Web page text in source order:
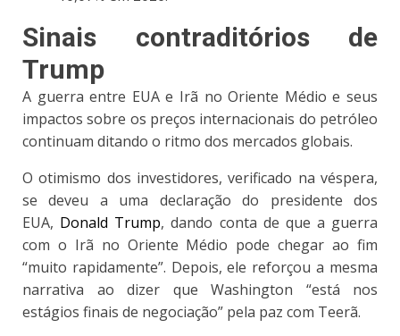
Sinais contraditórios de
Trump
A guerra entre EUA e Irã no Oriente Médio e seus
impactos sobre os preços internacionais do petróleo
continuam ditando o ritmo dos mercados globais.
O otimismo dos investidores, verificado na véspera,
se deveu a uma declaração do presidente dos
EUA, Donald Trump, dando conta de que a guerra
com o Irã no Oriente Médio pode chegar ao fim
“muito rapidamente”. Depois, ele reforçou a mesma
narrativa ao dizer que Washington “está nos
estágios finais de negociação” pela paz com Teerã.